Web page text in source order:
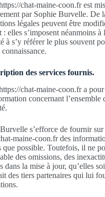
chat-maine-coon.fr est
par Sophie Burvelle. De
légales peuvent être
: elles s’imposent néanmoins à
à s’y référer le plus souvent
des services fournis.
chat-maine-coon.fr a
concernant l’ensemble
s’efforce de fournir sur
maine-coon.fr des
que possible. Toutefois, il ne
des omissions, des
dans la mise à jour, qu’elles
des tiers partenaires qui lui